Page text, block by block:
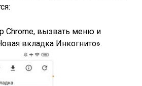
Chrome, вызвать меню и
вкладка Инкогнито».